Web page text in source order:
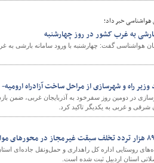
خبر داد؛
به غرب کشور در روز چهارشنبه
هواشناسی گفت: چهارشنبه با ورود سامانه بارشی
راه و شهرسازی از مراحل ساخت آزادراه ارومیه-
در دومین روز سفرخود به آذربایجان غربی، ضمن
شرقی و غربی به یکدیگر تاکید کرد.
استان اردبیل ثبت شده است.